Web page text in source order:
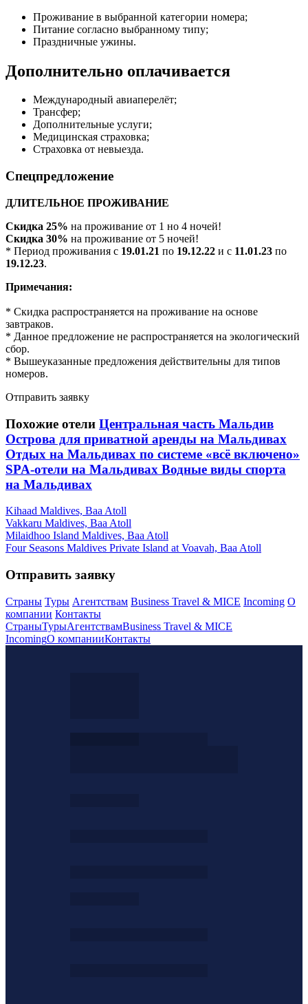
Проживание в выбранной категории номера;
Питание согласно выбранному типу;
Праздничные ужины.
Дополнительно оплачивается
Международный авиаперелёт;
Трансфер;
Дополнительные услуги;
Медицинская страховка;
Страховка от невыезда.
Спецпредложение
ДЛИТЕЛЬНОЕ ПРОЖИВАНИЕ
Скидка 25% на проживание от 1 но 4 ночей!
Скидка 30% на проживание от 5 ночей!
* Период проживания с 19.01.21 по 19.12.22 и с 11.01.23 по
19.12.23.
Примечания:
* Скидка распространяется на проживание на основе
завтраков.
* Данное предложение не распространяется на экологический
сбор.
* Вышеуказанные предложения действительны для типов
номеров.
Отправить заявку
Похожие отели Центральная часть Мальдив
Острова для приватной аренды на Мальдивах
Отдых на Мальдивах по системе «всё включено»
SPA-отели на Мальдивах Водные виды спорта
на Мальдивах
Kihaad Maldives, Baa Atoll
Vakkaru Maldives, Baa Atoll
Milaidhoo Island Maldives, Baa Atoll
Four Seasons Maldives Private Island at Voavah, Baa Atoll
Отправить заявку
Страны Туры Агентствам Business Travel & MICE Incoming О
компании Контакты
СтраныТурыАгентствамBusiness Travel & MICE
IncomingО компанииКонтакты